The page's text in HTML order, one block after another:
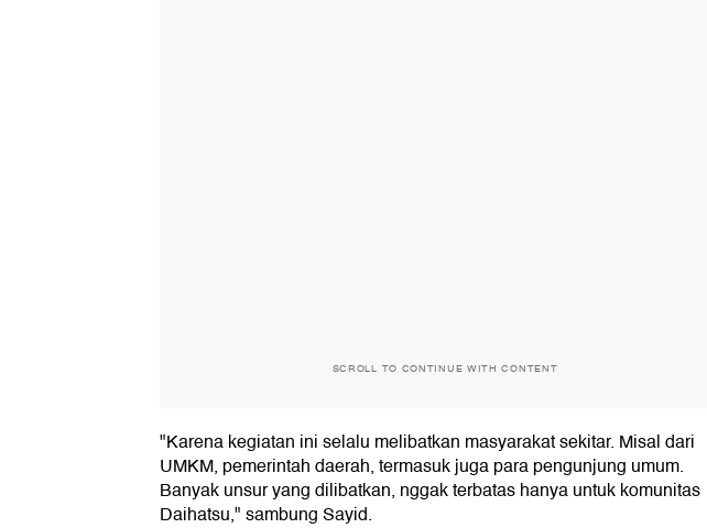
SCROLL TO CONTINUE WITH CONTENT
"Karena kegiatan ini selalu melibatkan masyarakat sekitar. Misal dari
UMKM, pemerintah daerah, termasuk juga para pengunjung umum.
Banyak unsur yang dilibatkan, nggak terbatas hanya untuk komunitas
Daihatsu," sambung Sayid.